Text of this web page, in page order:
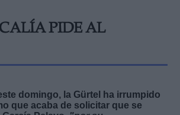
PIDE AL
domingo, la Gürtel ha irrumpido
que acaba de solicitar que se